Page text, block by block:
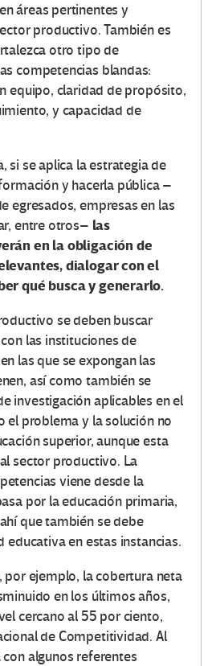
áreas pertinentes y
productivo. También es
otro tipo de
competencias blandas:
equipo, claridad de propósito,
y capacidad de
si se aplica la estrategia de
y hacerla pública –
egresados, empresas en las
entre otros– las
en la obligación de
dialogar con el
qué busca y generarlo.
se deben buscar
las instituciones de
las que se expongan las
así como también se
investigación aplicables en el
el problema y la solución no
superior, aunque esta
sector productivo. La
viene desde la
por la educación primaria,
que también se debe
educativa en estas instancias.
por ejemplo, la cobertura neta
en los últimos años,
cercano al 55 por ciento,
de Competitividad. Al
algunos referentes